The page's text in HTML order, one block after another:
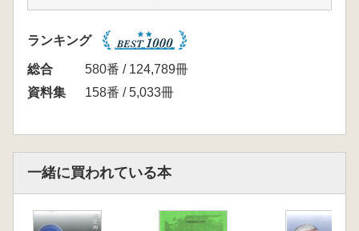
弦本美菜子 近世初期日本における輸入陶磁器
槐原慎二 肥前吉田の磁器と色絵の始まり
岩永雅彦 肥前多久・磁器の始まり
加藤有重 肥前・平戸の磁器の始まり
日高正幸 筑前・小石原の磁器
関 一之 薩摩焼における磁器の始まり
まリ 九谷ブランドヘの試み
ランキング
総合
580番 / 124,789冊
資料集
158番 / 5,033冊
一緒に買われている本